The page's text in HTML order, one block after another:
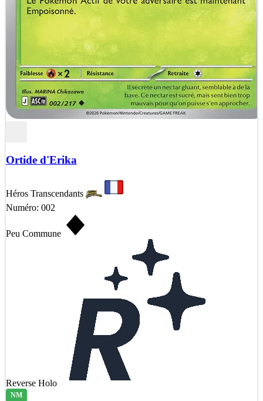
Ortide d'Erika
Héros Transcendants
Numéro: 002
Peu Commune
Reverse Holo
NM